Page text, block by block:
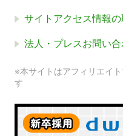
サイトアクセス情報
法人・プレスお問い
※本サイトはアフィリエイ
す